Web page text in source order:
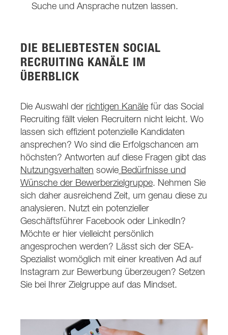
Suche und Ansprache nutzen lassen.
DIE BELIEBTESTEN SOCIAL
RECRUITING KANÄLE IM
ÜBERBLICK
Die Auswahl der richtigen Kanäle für das Social
Recruiting fällt vielen Recruitern nicht leicht. Wo
lassen sich effizient potenzielle Kandidaten
ansprechen? Wo sind die Erfolgschancen am
höchsten? Antworten auf diese Fragen gibt das
Nutzungsverhalten sowie Bedürfnisse und
Wünsche der Bewerberzielgruppe. Nehmen Sie
sich daher ausreichend Zeit, um genau diese zu
analysieren. Nutzt ein potenzieller
Geschäftsführer Facebook oder LinkedIn?
Möchte er hier vielleicht persönlich
angesprochen werden? Lässt sich der SEA-
Spezialist womöglich mit einer kreativen Ad auf
Instagram zur Bewerbung überzeugen? Setzen
Sie bei Ihrer Zielgruppe auf das Mindset.